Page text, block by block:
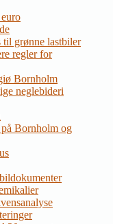
til grønne lastbiler
regler for
Bornholm
neglebideri
Bornholm og